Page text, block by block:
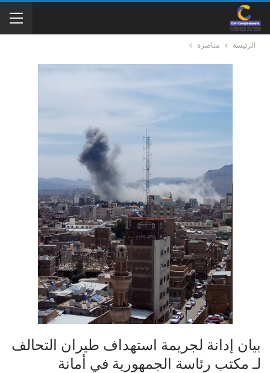
الرئيسة مناصرة
بيان إدانة لجريمة استهداف طيران التحالف
لـ مكتب رئاسة الجمهورية في أمانة